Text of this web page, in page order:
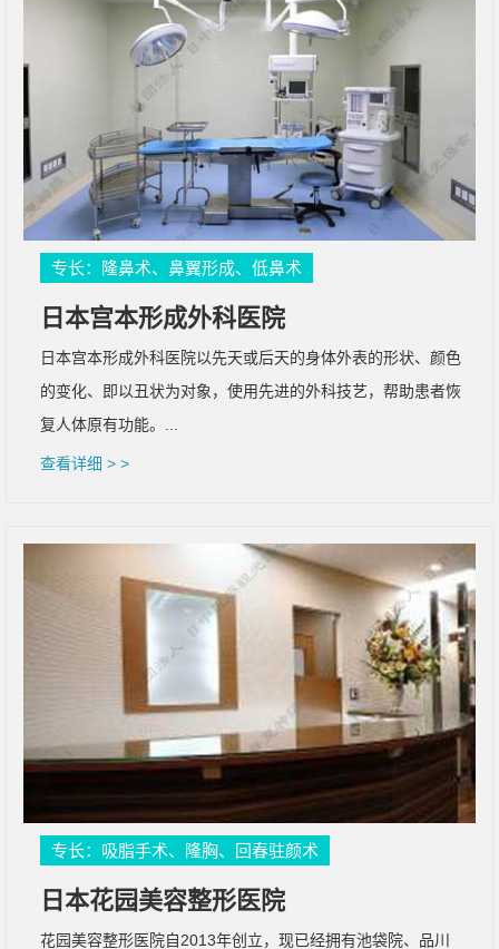
专长：隆鼻术、鼻翼形成、低鼻术
日本宫本形成外科医院
日本宫本形成外科医院以先天或后天的身体外表的形状、颜色
的变化、即以丑状为对象，使用先进的外科技艺，帮助患者恢
复人体原有功能。...
查看详细 > >
专长：吸脂手术、隆胸、回春驻颜术
日本花园美容整形医院
花园美容整形医院自2013年创立，现已经拥有池袋院、品川